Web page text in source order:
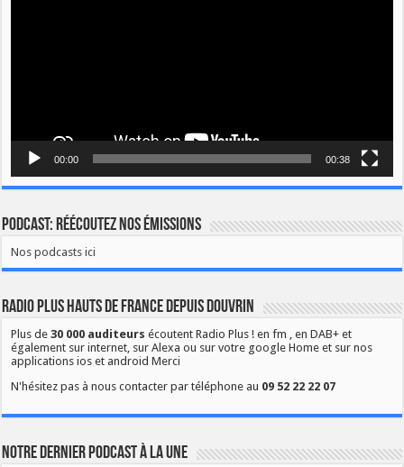
00:00 00:38
Podcast: Réécoutez nos émissions
Nos podcasts ici
Radio Plus Hauts de France depuis Douvrin
Plus de30 000 auditeurs écoutent Radio Plus ! en fm , en DAB+ et
également sur internet, sur Alexa ou sur votre google Home et sur nos
applications ios et android Merci
N'hésitez pas à nous contacter par téléphone au 09 52 22 22 07
Notre dernier podcast à la une